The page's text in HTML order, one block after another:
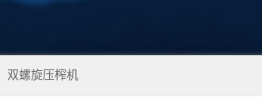
双螺旋压榨机